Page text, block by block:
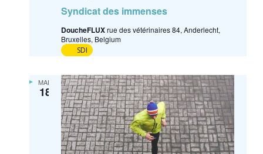
Syndicat des immenses
DoucheFLUXrue des vétérinaires 84, Anderlecht,
Bruxelles, Belgium
SDI
MAR
18